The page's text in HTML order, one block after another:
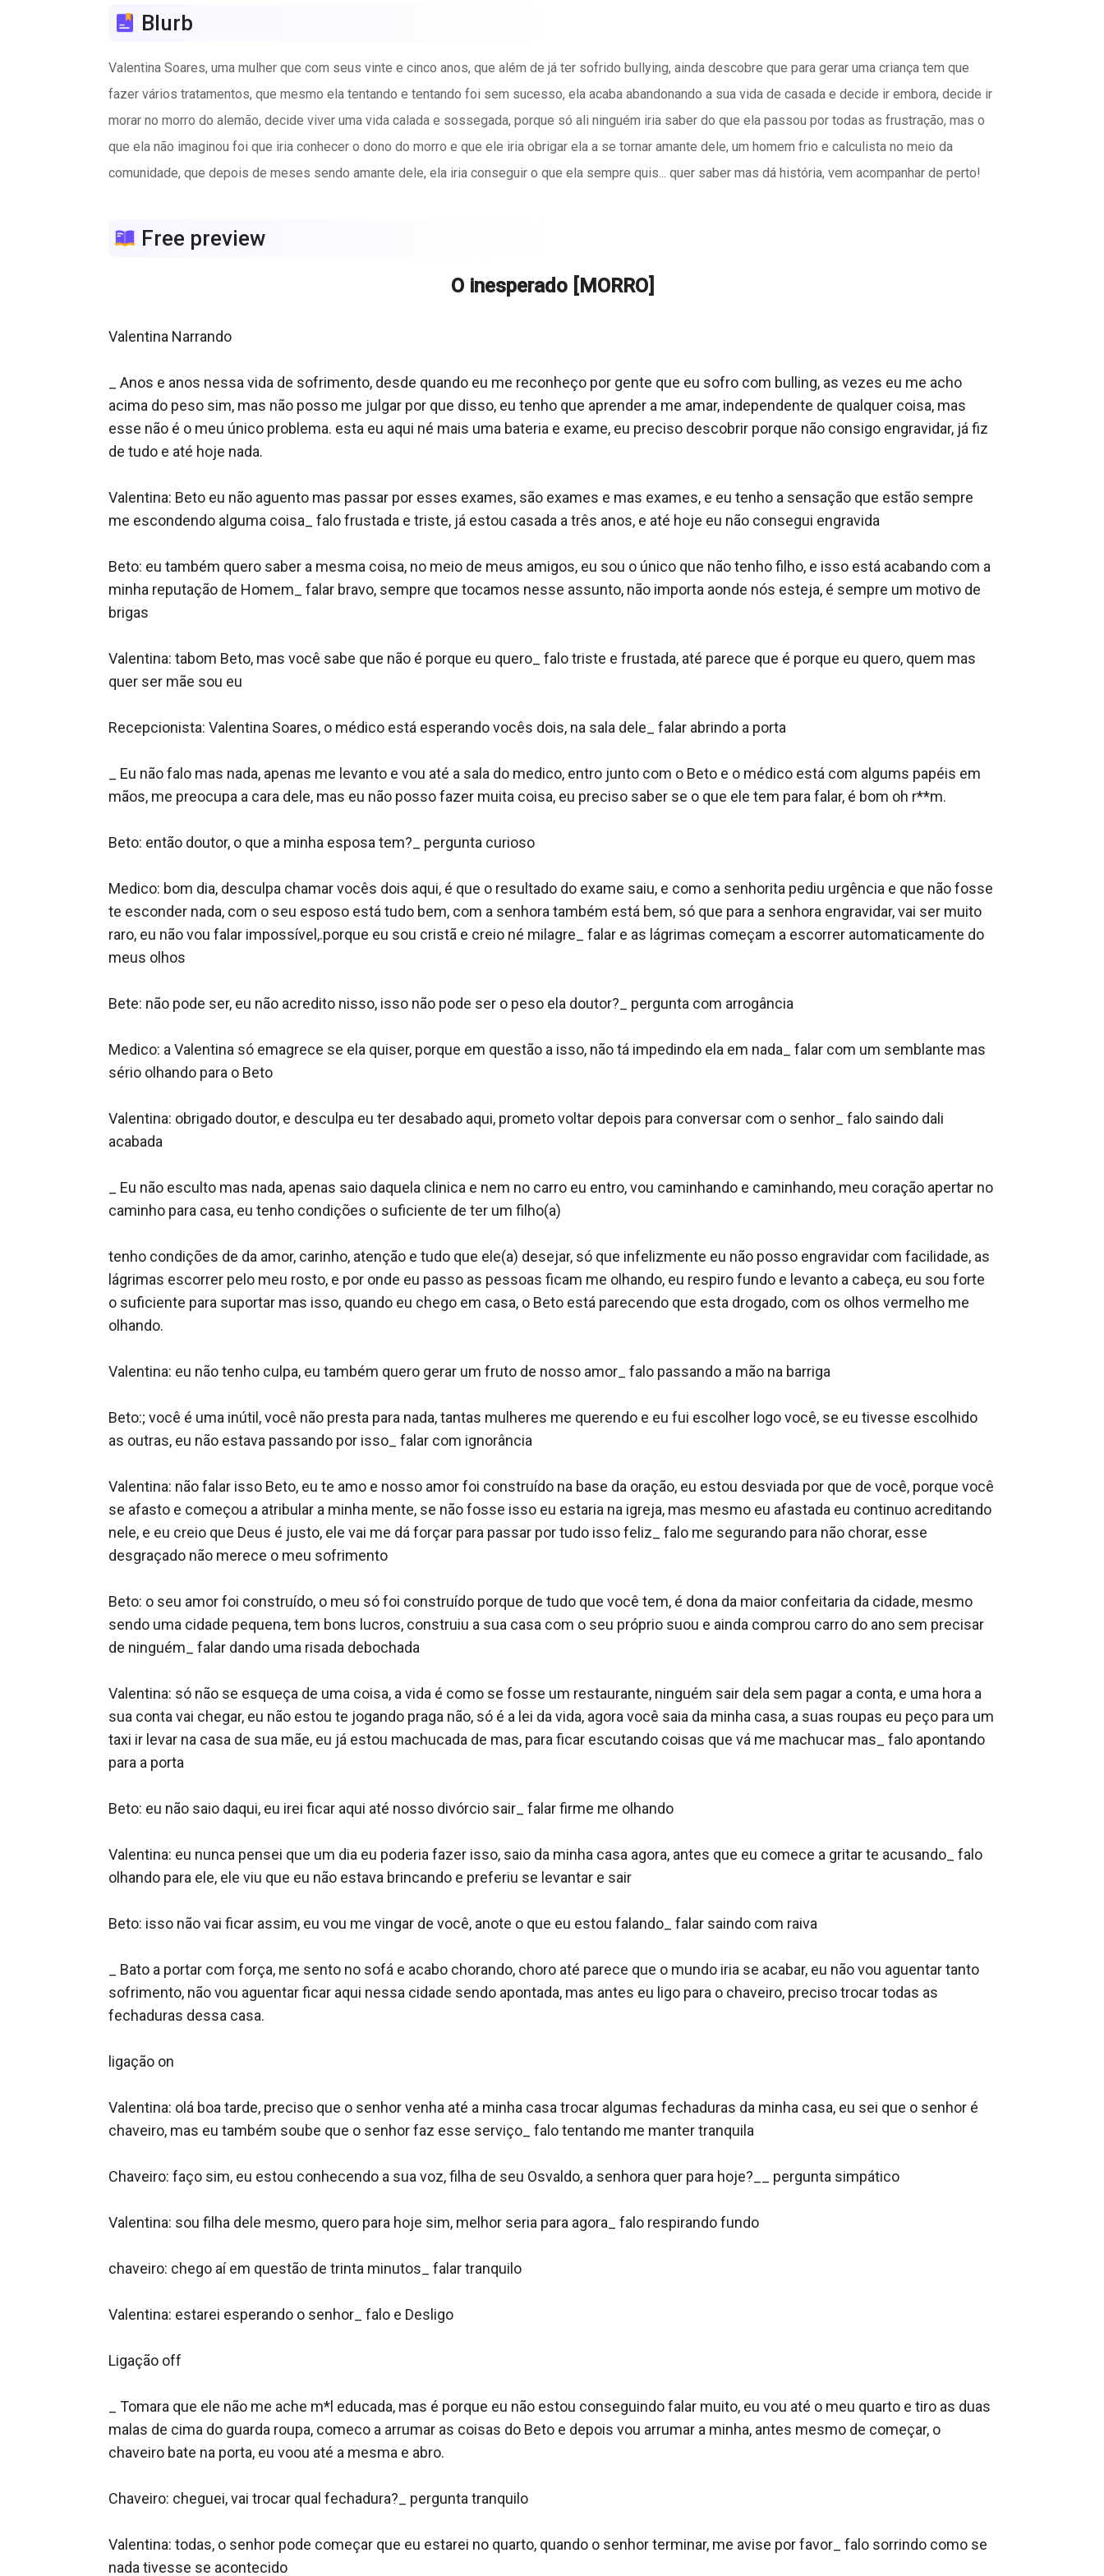
Blurb
Valentina Soares, uma mulher que com seus vinte e cinco anos, que além de já ter sofrido bullying, ainda descobre que para gerar uma criança tem que
fazer vários tratamentos, que mesmo ela tentando e tentando foi sem sucesso, ela acaba abandonando a sua vida de casada e decide ir embora, decide ir
morar no morro do alemão, decide viver uma vida calada e sossegada, porque só ali ninguém iria saber do que ela passou por todas as frustração, mas o
que ela não imaginou foi que iria conhecer o dono do morro e que ele iria obrigar ela a se tornar amante dele, um homem frio e calculista no meio da
comunidade, que depois de meses sendo amante dele, ela iria conseguir o que ela sempre quis... quer saber mas dá história, vem acompanhar de perto!
Free preview
O inesperado [MORRO]
Valentina Narrando
_ Anos e anos nessa vida de sofrimento, desde quando eu me reconheço por gente que eu sofro com bulling, as vezes eu me acho
acima do peso sim, mas não posso me julgar por que disso, eu tenho que aprender a me amar, independente de qualquer coisa, mas
esse não é o meu único problema. esta eu aqui né mais uma bateria e exame, eu preciso descobrir porque não consigo engravidar, já fiz
de tudo e até hoje nada.
Valentina: Beto eu não aguento mas passar por esses exames, são exames e mas exames, e eu tenho a sensação que estão sempre
me escondendo alguma coisa_ falo frustada e triste, já estou casada a três anos, e até hoje eu não consegui engravida
Beto: eu também quero saber a mesma coisa, no meio de meus amigos, eu sou o único que não tenho filho, e isso está acabando com a
minha reputação de Homem_ falar bravo, sempre que tocamos nesse assunto, não importa aonde nós esteja, é sempre um motivo de
brigas
Valentina: tabom Beto, mas você sabe que não é porque eu quero_ falo triste e frustada, até parece que é porque eu quero, quem mas
quer ser mãe sou eu
Recepcionista: Valentina Soares, o médico está esperando vocês dois, na sala dele_ falar abrindo a porta
_ Eu não falo mas nada, apenas me levanto e vou até a sala do medico, entro junto com o Beto e o médico está com algums papéis em
mãos, me preocupa a cara dele, mas eu não posso fazer muita coisa, eu preciso saber se o que ele tem para falar, é bom oh r**m.
Beto: então doutor, o que a minha esposa tem?_ pergunta curioso
Medico: bom dia, desculpa chamar vocês dois aqui, é que o resultado do exame saiu, e como a senhorita pediu urgência e que não fosse
te esconder nada, com o seu esposo está tudo bem, com a senhora também está bem, só que para a senhora engravidar, vai ser muito
raro, eu não vou falar impossível,.porque eu sou cristã e creio né milagre_ falar e as lágrimas começam a escorrer automaticamente do
meus olhos
Bete: não pode ser, eu não acredito nisso, isso não pode ser o peso ela doutor?_ pergunta com arrogância
Medico: a Valentina só emagrece se ela quiser, porque em questão a isso, não tá impedindo ela em nada_ falar com um semblante mas
sério olhando para o Beto
Valentina: obrigado doutor, e desculpa eu ter desabado aqui, prometo voltar depois para conversar com o senhor_ falo saindo dali
acabada
_ Eu não esculto mas nada, apenas saio daquela clinica e nem no carro eu entro, vou caminhando e caminhando, meu coração apertar no
caminho para casa, eu tenho condições o suficiente de ter um filho(a)
tenho condições de da amor, carinho, atenção e tudo que ele(a) desejar, só que infelizmente eu não posso engravidar com facilidade, as
lágrimas escorrer pelo meu rosto, e por onde eu passo as pessoas ficam me olhando, eu respiro fundo e levanto a cabeça, eu sou forte
o suficiente para suportar mas isso, quando eu chego em casa, o Beto está parecendo que esta drogado, com os olhos vermelho me
olhando.
Valentina: eu não tenho culpa, eu também quero gerar um fruto de nosso amor_ falo passando a mão na barriga
Beto:; você é uma inútil, você não presta para nada, tantas mulheres me querendo e eu fui escolher logo você, se eu tivesse escolhido
as outras, eu não estava passando por isso_ falar com ignorância
Valentina: não falar isso Beto, eu te amo e nosso amor foi construído na base da oração, eu estou desviada por que de você, porque você
se afasto e começou a atribular a minha mente, se não fosse isso eu estaria na igreja, mas mesmo eu afastada eu continuo acreditando
nele, e eu creio que Deus é justo, ele vai me dá forçar para passar por tudo isso feliz_ falo me segurando para não chorar, esse
desgraçado não merece o meu sofrimento
Beto: o seu amor foi construído, o meu só foi construído porque de tudo que você tem, é dona da maior confeitaria da cidade, mesmo
sendo uma cidade pequena, tem bons lucros, construiu a sua casa com o seu próprio suou e ainda comprou carro do ano sem precisar
de ninguém_ falar dando uma risada debochada
Valentina: só não se esqueça de uma coisa, a vida é como se fosse um restaurante, ninguém sair dela sem pagar a conta, e uma hora a
sua conta vai chegar, eu não estou te jogando praga não, só é a lei da vida, agora você saia da minha casa, a suas roupas eu peço para um
taxi ir levar na casa de sua mãe, eu já estou machucada de mas, para ficar escutando coisas que vá me machucar mas_ falo apontando
para a porta
Beto: eu não saio daqui, eu irei ficar aqui até nosso divórcio sair_ falar firme me olhando
Valentina: eu nunca pensei que um dia eu poderia fazer isso, saio da minha casa agora, antes que eu comece a gritar te acusando_ falo
olhando para ele, ele viu que eu não estava brincando e preferiu se levantar e sair
Beto: isso não vai ficar assim, eu vou me vingar de você, anote o que eu estou falando_ falar saindo com raiva
_ Bato a portar com força, me sento no sofá e acabo chorando, choro até parece que o mundo iria se acabar, eu não vou aguentar tanto
sofrimento, não vou aguentar ficar aqui nessa cidade sendo apontada, mas antes eu ligo para o chaveiro, preciso trocar todas as
fechaduras dessa casa.
ligação on
Valentina: olá boa tarde, preciso que o senhor venha até a minha casa trocar algumas fechaduras da minha casa, eu sei que o senhor é
chaveiro, mas eu também soube que o senhor faz esse serviço_ falo tentando me manter tranquila
Chaveiro: faço sim, eu estou conhecendo a sua voz, filha de seu Osvaldo, a senhora quer para hoje?__ pergunta simpático
Valentina: sou filha dele mesmo, quero para hoje sim, melhor seria para agora_ falo respirando fundo
chaveiro: chego aí em questão de trinta minutos_ falar tranquilo
Valentina: estarei esperando o senhor_ falo e Desligo
Ligação off
_ Tomara que ele não me ache m*l educada, mas é porque eu não estou conseguindo falar muito, eu vou até o meu quarto e tiro as duas
malas de cima do guarda roupa, comeco a arrumar as coisas do Beto e depois vou arrumar a minha, antes mesmo de começar, o
chaveiro bate na porta, eu voou até a mesma e abro.
Chaveiro: cheguei, vai trocar qual fechadura?_ pergunta tranquilo
Valentina: todas, o senhor pode começar que eu estarei no quarto, quando o senhor terminar, me avise por favor_ falo sorrindo como se
nada tivesse se acontecido